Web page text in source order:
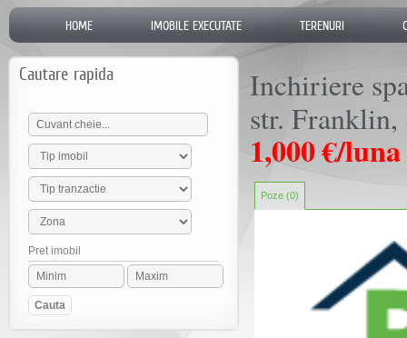
HOME IMOBILE EXECUTATE TERENURI
Cautare rapida
Pret imobil
Inchiriere
str. Franklin,
1,000 €/luna
Poze (0)